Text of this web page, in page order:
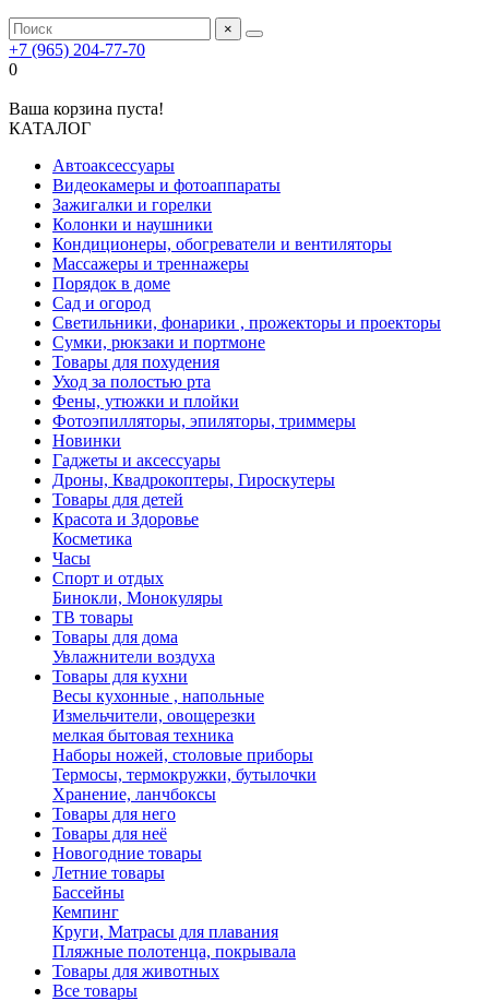
×
+7 (965) 204-77-70
0
Ваша корзина пуста!
КАТАЛОГ
Автоаксессуары
Видеокамеры и фотоаппараты
Зажигалки и горелки
Колонки и наушники
Кондиционеры, обогреватели и вентиляторы
Массажеры и треннажеры
Порядок в доме
Сад и огород
Светильники, фонарики , прожекторы и проекторы
Сумки, рюкзаки и портмоне
Товары для похудения
Уход за полостью рта
Фены, утюжки и плойки
Фотоэпилляторы, эпиляторы, триммеры
Новинки
Гаджеты и аксессуары
Дроны, Квадрокоптеры, Гироскутеры
Товары для детей
Красота и Здоровье
Косметика
Часы
Спорт и отдых
Бинокли, Монокуляры
ТВ товары
Товары для дома
Увлажнители воздуха
Товары для кухни
Весы кухонные , напольные
Измельчители, овощерезки
мелкая бытовая техника
Наборы ножей, столовые приборы
Термосы, термокружки, бутылочки
Хранение, ланчбоксы
Товары для него
Товары для неё
Новогодние товары
Летние товары
Бассейны
Кемпинг
Круги, Матрасы для плавания
Пляжные полотенца, покрывала
Товары для животных
Все товары